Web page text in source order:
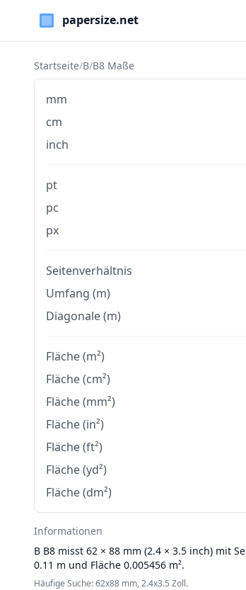
Paper Sizes
Startseite/B/B8 Maße
mm
cm
inch
pt
pc
px
Seitenverhältnis
Umfang (m)
Diagonale (m)
Fläche (m²)
Fläche (cm²)
Fläche (mm²)
Fläche (in²)
Fläche (ft²)
Fläche (yd²)
Fläche (dm²)
Informationen
B B8 misst 62 × 88 mm (2.4 × 3.5 inch) mit
0.11 m und Fläche 0.005456 m².
Häufige Suche: 62x88 mm, 2.4x3.5 Zoll.